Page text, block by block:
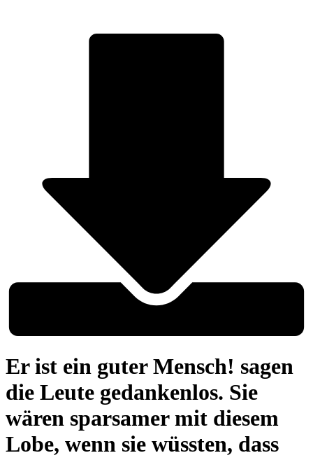
Er ist ein guter Mensch! sagen
die Leute gedankenlos. Sie
wären sparsamer mit diesem
Lobe, wenn sie wüssten, dass